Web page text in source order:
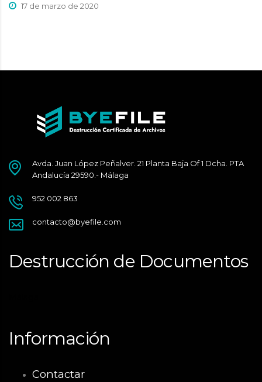
17 de marzo de 2020
Avda. Juan López Peñalver. 21 Planta Baja Of 1 Dcha. PTA
Andalucía 29590.- Málaga
952 002 863
contacto@byefile.com
Destrucción de Documentos
Información
Contactar